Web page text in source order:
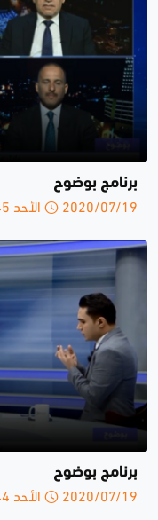
برنامج بوضوح
2020/07/19 الأحد 23:45 م
برنامج بوضوح
2020/07/19 الأحد 23:44 م